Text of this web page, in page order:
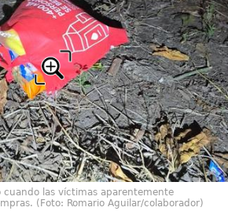
cuando las víctimas aparentemente
(Foto: Romario Aguilar/colaborador)